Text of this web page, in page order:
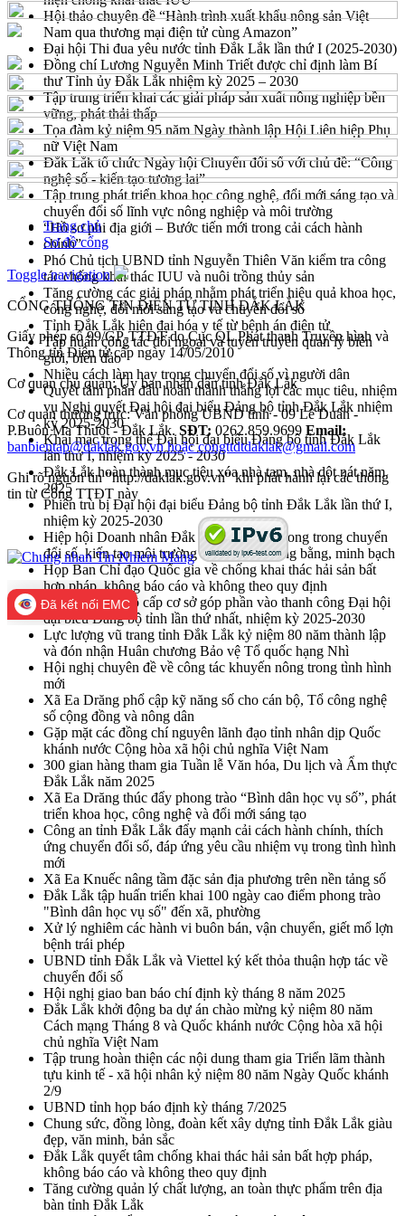
Hội thảo chuyên đề “Hành trình xuất khẩu nông sản Việt
Nam qua thương mại điện tử cùng Amazon”
Đại hội Thi đua yêu nước tỉnh Đắk Lắk lần thứ I (2025-2030)
Đồng chí Lương Nguyễn Minh Triết được chỉ định làm Bí
thư Tỉnh ủy Đắk Lắk nhiệm kỳ 2025 – 2030
Tập trung triển khai các giải pháp sản xuất nông nghiệp bền
vững, phát thải thấp
Tọa đàm kỷ niệm 95 năm Ngày thành lập Hội Liên hiệp Phụ
nữ Việt Nam
Đắk Lắk tổ chức Ngày hội Chuyển đổi số với chủ đề: “Công
nghệ số - kiến tạo tương lai”
Tập trung phát triển khoa học công nghệ, đổi mới sáng tạo và
chuyển đổi số lĩnh vực nông nghiệp và môi trường
“Hồ sơ phi địa giới – Bước tiến mới trong cải cách hành
chính”
Phó Chủ tịch UBND tỉnh Nguyễn Thiên Văn kiểm tra công
tác chống khai thác IUU và nuôi trồng thủy sản
Tăng cường các giải pháp nhằm phát triển hiệu quả khoa học,
công nghệ, đổi mới sáng tạo và chuyển đổi số
Tỉnh Đắk Lắk hiện đại hóa y tế từ bệnh án điện tử
Tập huấn công tác đối ngoại và tuyên truyền quản lý biên
giới, biển đảo
Nhiều cách làm hay trong chuyển đổi số vì người dân
Quyết tâm phấn đấu hoàn thành thắng lợi các mục tiêu, nhiệm
vụ Nghị quyết Đại hội đại biểu Đảng bộ tỉnh Đắk Lắk nhiệm
kỳ 2025-2030
Khai mạc trọng thể Đại hội đại biểu Đảng bộ tỉnh Đắk Lắk
lần thứ I, nhiệm kỳ 2025 - 2030
Đắk Lắk hoàn thành mục tiêu xóa nhà tạm, nhà dột nát năm
2025
Phiên trù bị Đại hội đại biểu Đảng bộ tỉnh Đắk Lắk lần thứ I,
nhiệm kỳ 2025-2030
Hiệp hội Doanh nhân Đắk Lắk cần tiên phong trong chuyển
đổi số, kiến tạo môi trường kinh doanh công bằng, minh bạch
Họp Ban Chỉ đạo Quốc gia về chống khai thác hải sản bất
hợp pháp, không báo cáo và không theo quy định
Đại hội Đảng bộ cấp cơ sở góp phần vào thanh công Đại hội
đại biểu Đảng bộ tỉnh lần thứ nhất, nhiệm kỳ 2025-2030
Lực lượng vũ trang tỉnh Đắk Lắk kỷ niệm 80 năm thành lập
và đón nhận Huân chương Bảo vệ Tổ quốc hạng Nhì
Hội nghị chuyên đề về công tác khuyến nông trong tình hình
mới
Xã Ea Drăng phổ cập kỹ năng số cho cán bộ, Tổ công nghệ
số cộng đồng và nông dân
Gặp mặt các đồng chí nguyên lãnh đạo tỉnh nhân dịp Quốc
khánh nước Cộng hòa xã hội chủ nghĩa Việt Nam
300 gian hàng tham gia Tuần lễ Văn hóa, Du lịch và Ẩm thực
Đắk Lắk năm 2025
Xã Ea Drăng thúc đẩy phong trào “Bình dân học vụ số”, phát
triển khoa học, công nghệ và đổi mới sáng tạo
Công an tỉnh Đắk Lắk đẩy mạnh cải cách hành chính, thích
ứng chuyển đổi số, đáp ứng yêu cầu nhiệm vụ trong tình hình
mới
Xã Ea Knuếc nâng tầm đặc sản địa phương trên nền tảng số
Đắk Lắk tập huấn triển khai 100 ngày cao điểm phong trào
"Bình dân học vụ số" đến xã, phường
Xử lý nghiêm các hành vi buôn bán, vận chuyển, giết mổ lợn
bệnh trái phép
UBND tỉnh Đắk Lắk và Viettel ký kết thỏa thuận hợp tác về
chuyển đổi số
Hội nghị giao ban báo chí định kỳ tháng 8 năm 2025
Đắk Lắk khởi động ba dự án chào mừng kỷ niệm 80 năm
Cách mạng Tháng 8 và Quốc khánh nước Cộng hòa xã hội
chủ nghĩa Việt Nam
Tập trung hoàn thiện các nội dung tham gia Triển lãm thành
tựu kinh tế - xã hội nhân kỷ niệm 80 năm Ngày Quốc khánh
2/9
UBND tỉnh họp báo định kỳ tháng 7/2025
Chung sức, đồng lòng, đoàn kết xây dựng tỉnh Đắk Lắk giàu
đẹp, văn minh, bản sắc
Đắk Lắk quyết tâm chống khai thác hải sản bất hợp pháp,
không báo cáo và không theo quy định
Tăng cường quản lý chất lượng, an toàn thực phẩm trên địa
bàn tỉnh Đắk Lắk
Trang chủ
Sơ đồ cổng
Toggle navigation
CỔNG THÔNG TIN ĐIỆN TỬ TỈNH ĐẮK LẮK
Giấy phép số 99/GP-TTĐT do Cục QL Phát thanh Truyền hình và
Thông tin Điện tử cấp ngày 14/05/2010
Cơ quan chủ quản: Ủy ban nhân dân tỉnh Đắk Lắk
Cơ quan thường trực: Văn phòng UBND tỉnh - 09 Lê Duẩn -
P.Buôn Ma Thuột - Đắk Lắk. SĐT: 0262.859.9699 Email:
banbientap@daklak.gov.vn hoặc congttdtdaklak@gmail.com
Ghi rõ nguồn tin "http://daklak.gov.vn" khi phát hành lại các thông
tin từ Cổng TTĐT này
Đã kết nối EMC